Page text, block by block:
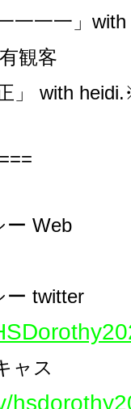
一一一」 with
有観客
」 with heidi.
ー Web
ー twitter
ャス